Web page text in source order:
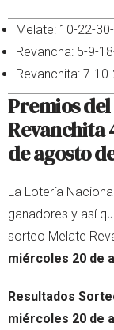
Melate: 10-22-
Revancha: 5-9-
Revanchita: 7-
Premios
Revanchita
de agosto
La Lotería
ganadores y así
sorteo Melate
miércoles 20 de
Resultados
miércoles 20 de